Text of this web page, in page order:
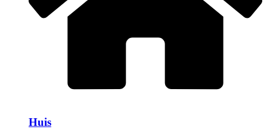
Huis